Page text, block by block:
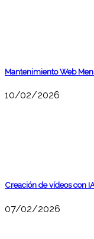
Mantenimiento Web
10/02/2026
Creación de vídeos con
07/02/2026